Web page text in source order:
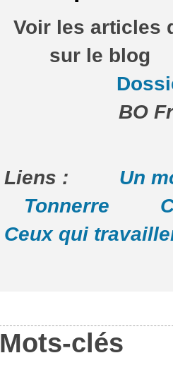
Voir les articles
sur le
BO
Liens : Un
Tonnerre
Ceux qui
Mots-clés